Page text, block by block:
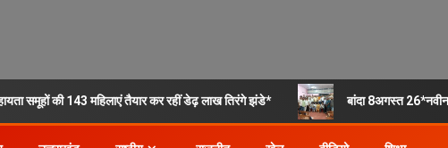
समूहों की 143 महिलाएं तैयार कर रहीं डेढ़ लाख तिरंगे झंडे* बांदा 8अगस्त 26*नवीन